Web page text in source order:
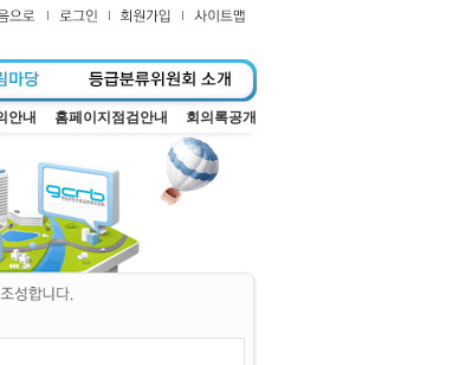
안내 홈페이지점검안내 회의록공개